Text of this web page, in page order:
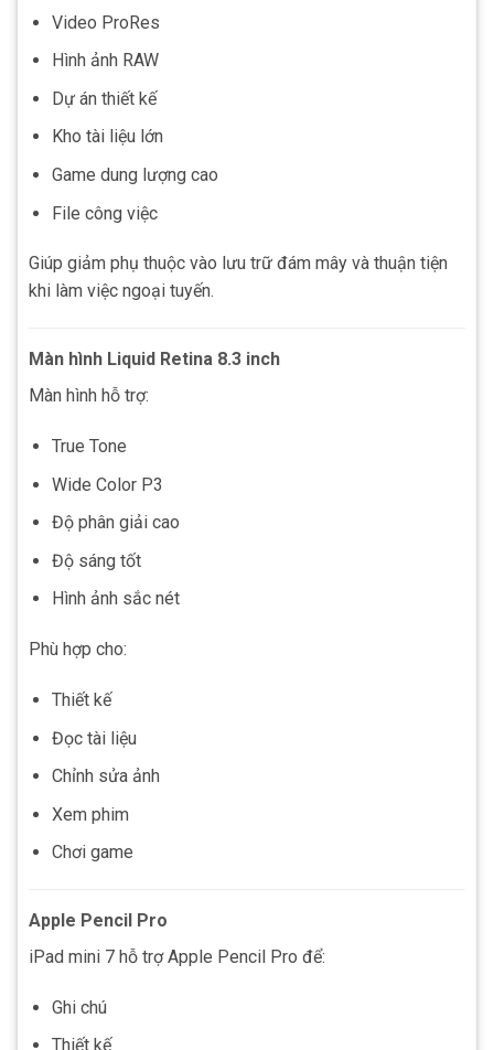
Video ProRes
Hình ảnh RAW
Dự án thiết kế
Kho tài liệu lớn
Game dung lượng cao
File công việc
Giúp giảm phụ thuộc vào lưu trữ đám mây và thuận tiện
khi làm việc ngoại tuyến.
Màn hình Liquid Retina 8.3 inch
Màn hình hỗ trợ:
True Tone
Wide Color P3
Độ phân giải cao
Độ sáng tốt
Hình ảnh sắc nét
Phù hợp cho:
Thiết kế
Đọc tài liệu
Chỉnh sửa ảnh
Xem phim
Chơi game
Apple Pencil Pro
iPad mini 7 hỗ trợ Apple Pencil Pro để:
Ghi chú
Thiết kế